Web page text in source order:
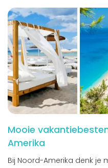
Mooie
Amerika
Bij Noord-Amerika denk je